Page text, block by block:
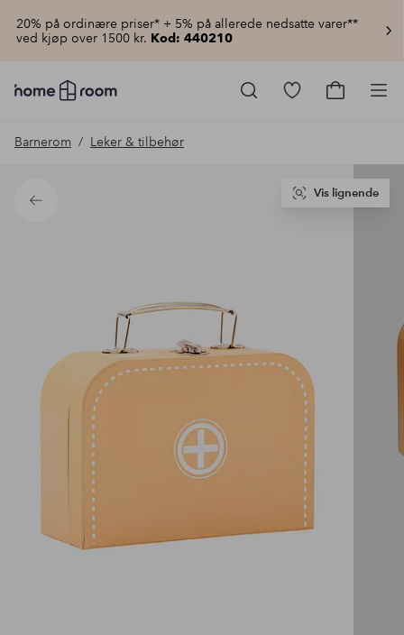
20% på ordinære priser* + 5% på allerede nedsatte varer**
ved kjøp over 1500 kr. Kod: 440210
Homeroom
–
hjemmet
pris
Gå
Gå
Barnerom Leker & tilbehør
Tilbake
Vis lignende